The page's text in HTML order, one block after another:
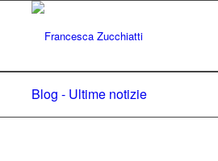
Blog - Ultime notizie